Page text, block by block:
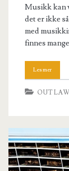
Musikk kan
det er ikke
med
finnes